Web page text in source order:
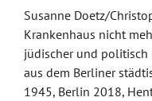
Susanne Doetz/
Krankenhaus nicht
jüdischer und politisch
aus dem Berliner
1945, Berlin 2018,